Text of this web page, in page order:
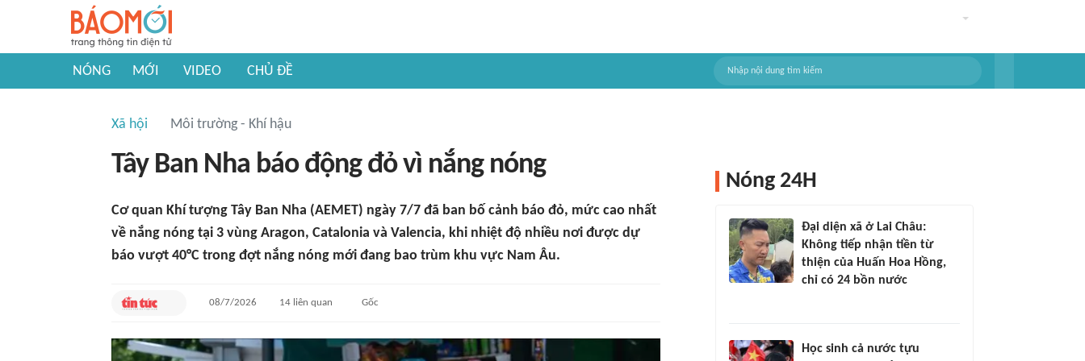
NÓNG MỚI VIDEO CHỦ ĐỀ
Xã hội Môi trường - Khí hậu
Tây Ban Nha báo động đỏ vì nắng nóng
Cơ quan Khí tượng Tây Ban Nha (AEMET) ngày 7/7 đã ban bố cảnh báo đỏ, mức cao nhất
về nắng nóng tại 3 vùng Aragon, Catalonia và Valencia, khi nhiệt độ nhiều nơi được dự
báo vượt 40°C trong đợt nắng nóng mới đang bao trùm khu vực Nam Âu.
08/7/2026 14 liên quan Gốc
Nóng 24H
Đại diện xã ở Lai Châu:
Không tiếp nhận tiền từ
thiện của Huấn Hoa Hồng,
chỉ có 24 bồn nước
Học sinh cả nước tựu